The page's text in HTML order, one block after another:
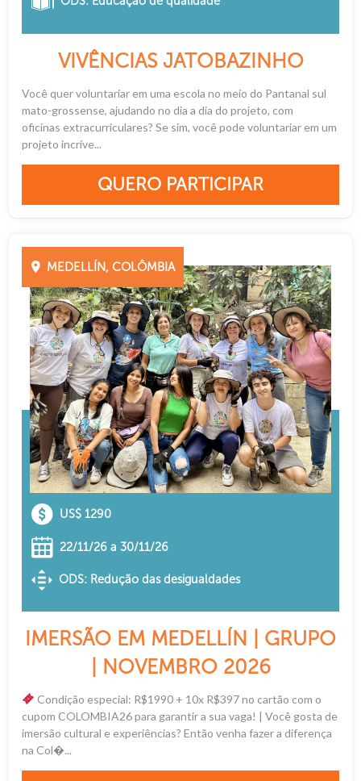
VIVÊNCIAS JATOBAZINHO
Você quer voluntariar em uma escola no meio do Pantanal sul
mato-grossense, ajudando no dia a dia do projeto, com
oficinas extracurriculares? Se sim, você pode voluntariar em um
projeto incríve...
QUERO PARTICIPAR
MEDELLÍN, COLÔMBIA
US$ 1290
22/11/26 a 30/11/26
ODS: Redução das desigualdades
IMERSÃO EM MEDELLÍN | GRUPO
| NOVEMBRO 2026
Condição especial: R$1990 + 10x R$397 no cartão com o
cupom COLOMBIA26 para garantir a sua vaga! | Você gosta de
imersão cultural e experiências? Então venha fazer a diferença
na Col�...